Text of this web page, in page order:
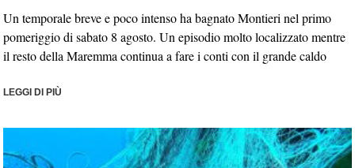
Un temporale breve e poco intenso ha bagnato Montieri nel primo
pomeriggio di sabato 8 agosto. Un episodio molto localizzato mentre
il resto della Maremma continua a fare i conti con il grande caldo
LEGGI DI PIÙ